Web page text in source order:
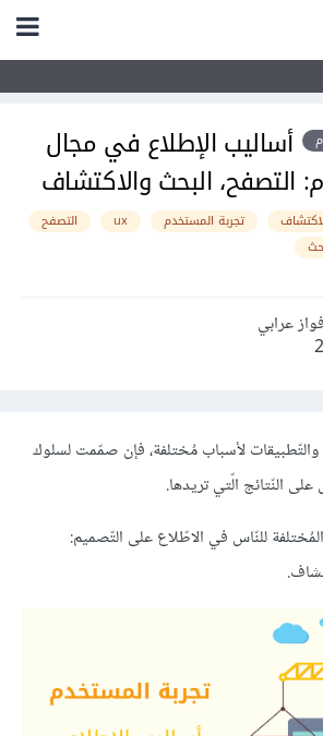
أساليب الإطلاع في مجال
التصفح، البحث والاكتشاف
تجربة المستخدم ux
التصفح
عرابي
لأسباب مُختلفة، فإن صمّمت لسلوك
النّتائج الّتي تريدها.
للنّاس في الاطّلاع على التّصميم: